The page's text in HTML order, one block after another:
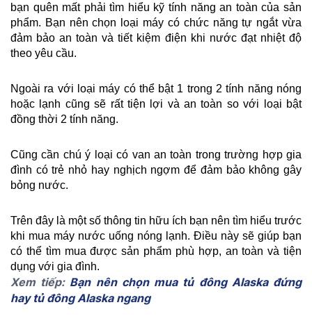
bạn quên mất phải tìm hiểu kỹ tính năng an toàn của sản
phẩm. Bạn nên chọn loại máy có chức năng tự ngắt vừa
đảm bảo an toàn và tiết kiệm điện khi nước đạt nhiệt độ
theo yêu cầu.
Ngoài ra với loại máy có thể bật 1 trong 2 tính năng nóng
hoặc lạnh cũng sẽ rất tiện lợi và an toàn so với loại bật
đồng thời 2 tính năng.
Cũng cần chú ý loại có van an toàn trong trường hợp gia
đình có trẻ nhỏ hay nghịch ngợm để đảm bảo không gây
bỏng nước.
Trên đây là một số thông tin hữu ích bạn nên tìm hiểu trước
khi mua máy nước uống nóng lạnh. Điều này sẽ giúp bạn
có thể tìm mua được sản phẩm phù hợp, an toàn và tiện
dụng với gia đình.
Xem tiếp: Bạn nên chọn mua tủ đông Alaska đứng
hay tủ đông Alaska ngang